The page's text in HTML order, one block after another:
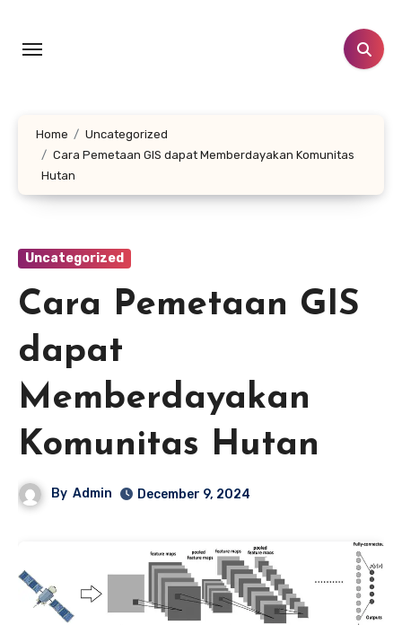
content
Home
Uncategorized
Cara Pemetaan GIS dapat Memberdayakan Komunitas
Hutan
Uncategorized
Cara Pemetaan GIS
dapat
Memberdayakan
Komunitas Hutan
By Admin December 9, 2024